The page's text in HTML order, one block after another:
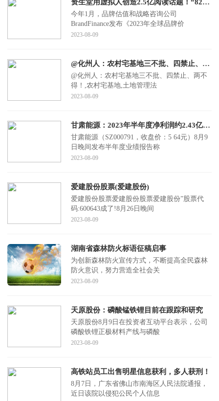
资生堂用虚拟人创造2.5亿阅读话题！“82年的雪碧”为何两天售罄？
今年1月，品牌估值和战略咨询公司
BrandFinance发布《2023年全球品牌价
2023-08-09
@化州人：农村宅基地三不批、四禁止、两不得！
@化州人：农村宅基地三不批、四禁止、两不
得！,农村宅基地,土地管理法
2023-08-09
甘肃能源：2023年半年度净利润约2.43亿元，同比增加66.18%
甘肃能源（SZ000791，收盘价：5 64元）8月9
日晚间发布半年度业绩报告称
2023-08-09
爱建股份股票(爱建股份)
爱建股份股票爱建股份股票爱建股份”股票代
码:600643成了!8月26日晚间
2023-08-09
湖南省森林防火标语征稿启事
为创新森林防火宣传方式，不断提高全民森林
防火意识，努力营造全社会关
2023-08-09
天原股份：磷酸锰铁锂目前在跟踪和研究
天原股份8月9日在投资者互动平台表示，公司
磷酸铁锂正极材料产线与磷酸
2023-08-09
高铁站员工出售明星信息获利，多人获刑！
8月7日，广东省佛山市南海区人民法院通报，
近日该院以侵犯公民个人信息